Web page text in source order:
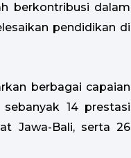
berkontribusi dalam
pendidikan di
berbagai capaian
14 prestasi
Jawa-Bali, serta 26